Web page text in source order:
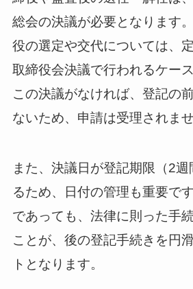
総会の決議が必要となります
役の選定や交代については、
取締役会決議で行われるケー
この決議がなければ、登記の
ないため、申請は受理されませ
また、決議日が登記期限（2
るため、日付の管理も重要で
であっても、法律に則った手
ことが、後の登記手続きを円
トとなります。